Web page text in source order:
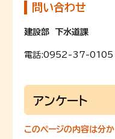
問い合わせ
建設部 下水道課
電話:0952-37-0105
アンケート
このページの内容は分